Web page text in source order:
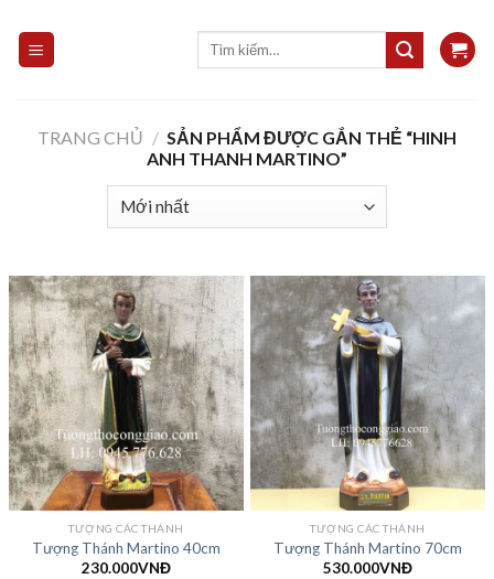
content
Tìm
TRANG CHỦ / SẢN PHẨM ĐƯỢC GẮN THẺ “HINH
ANH THANH MARTINO”
TƯỢNG CÁC THÁNH
Tượng Thánh Martino 40cm
230.000VNĐ
TƯỢNG CÁC THÁNH
Tượng Thánh Martino 70cm
530.000VNĐ